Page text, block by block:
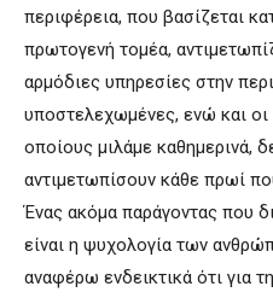
περιφέρεια, που βασίζεται
πρωτογενή τομέα,
αρμόδιες υπηρεσίες στην
υποστελεχωμένες, ενώ και
οποίους μιλάμε καθημερινά,
αντιμετωπίσουν κάθε πρωί
Ένας ακόμα παράγοντας που
είναι η ψυχολογία των
αναφέρω ενδεικτικά ότι για